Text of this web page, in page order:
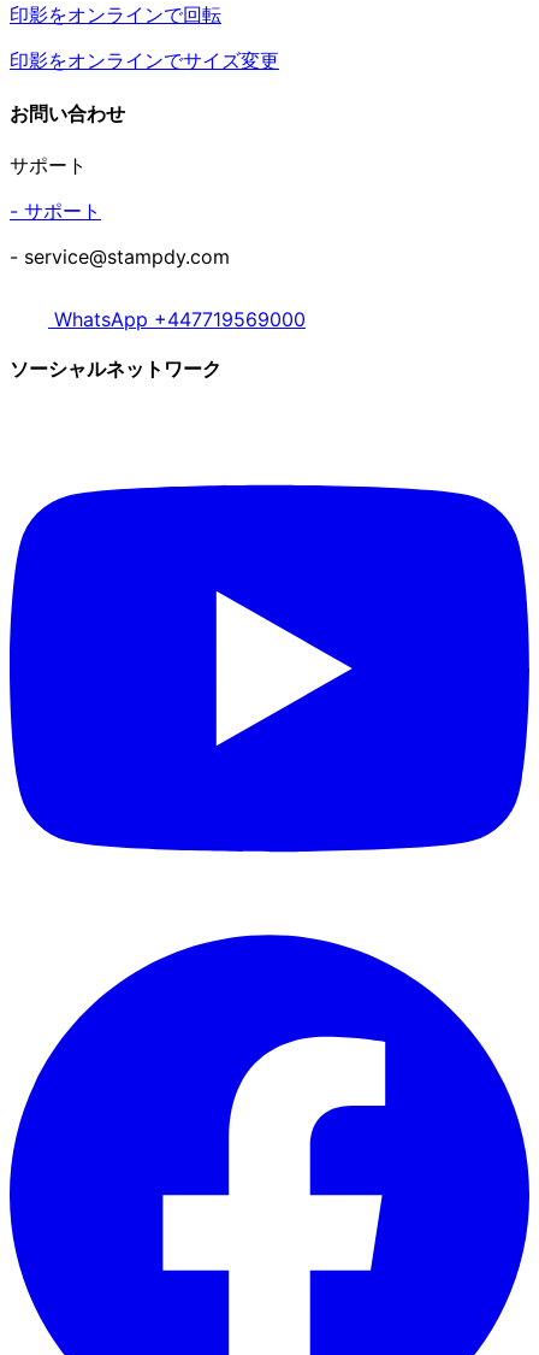
印影をオンラインで回転
印影をオンラインでサイズ変更
お問い合わせ
サポート
- サポート
- service@stampdy.com
WhatsApp +447719569000
ソーシャルネットワーク